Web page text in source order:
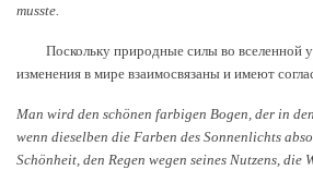
musste.
Поскольку природные силы во вселенной
изменения в мире взаимосвязаны и имеют
Man wird den schönen farbigen Bogen, der in
wenn dieselben die Farben des Sonnenlichts
Schönheit, den Regen wegen seines Nutzens, die